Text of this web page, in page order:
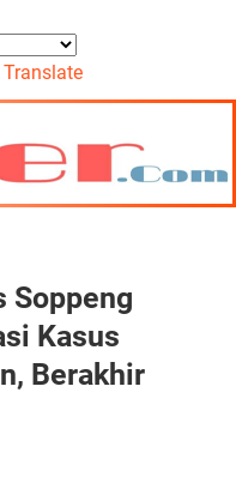
Translate
Soppeng
Kasus
Berakhir